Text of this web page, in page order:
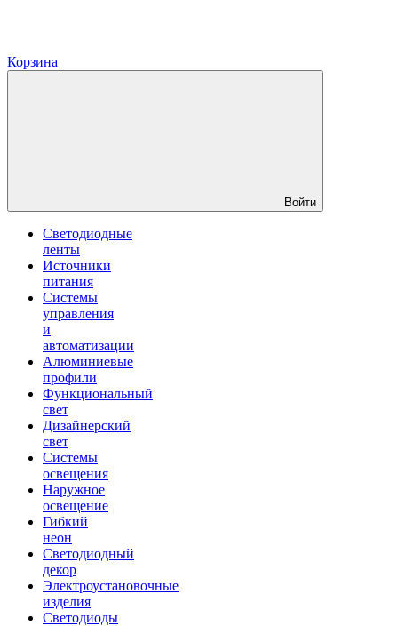
Корзина
Войти
Светодиодные
ленты
Источники
питания
Системы
управления
и
автоматизации
Алюминиевые
профили
Функциональный
свет
Дизайнерский
свет
Системы
освещения
Наружное
освещение
Гибкий
неон
Светодиодный
декор
Электроустановочные
изделия
Светодиоды